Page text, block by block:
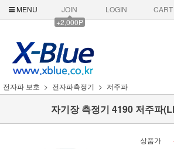
MENU
JOIN
+2,000P
LOGIN CART
전자파 보호 전자파측정기 저주파
자기장 측정기 4190 저주파
상품가